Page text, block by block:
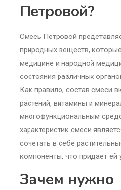
Петровой?
Смесь Петровой
природных веществ,
медицине и народной
состояния различных
Как правило, состав смеси
растений, витамины и
многофункциональным
характеристик смеси
сочетать в себе
компоненты, что придает ей
Зачем нужно